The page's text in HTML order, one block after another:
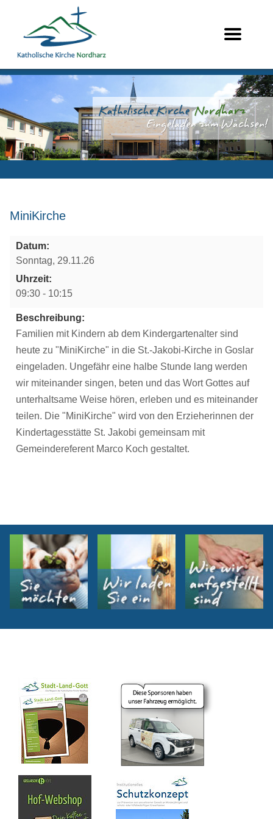
MiniKirche
Datum:
Sonntag, 29.11.26
Uhrzeit:
09:30 - 10:15
Beschreibung:
Familien mit Kindern ab dem Kindergartenalter sind
heute zu "MiniKirche" in die St.-Jakobi-Kirche in Goslar
eingeladen. Ungefähr eine halbe Stunde lang werden
wir miteinander singen, beten und das Wort Gottes auf
unterhaltsame Weise hören, erleben und es miteinander
teilen. Die "MiniKirche" wird von den Erzieherinnen der
Kindertagesstätte St. Jakobi gemeinsam mit
Gemeindereferent Marco Koch gestaltet.